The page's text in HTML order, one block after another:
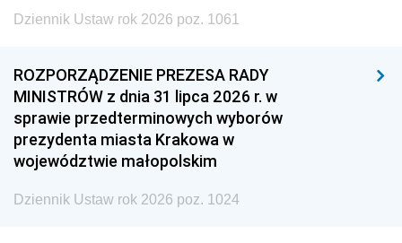
Dziennik Ustaw rok 2026 poz. 1061
ROZPORZĄDZENIE PREZESA RADY
MINISTRÓW z dnia 31 lipca 2026 r. w
sprawie przedterminowych wyborów
prezydenta miasta Krakowa w
województwie małopolskim
Dziennik Ustaw rok 2026 poz. 1024